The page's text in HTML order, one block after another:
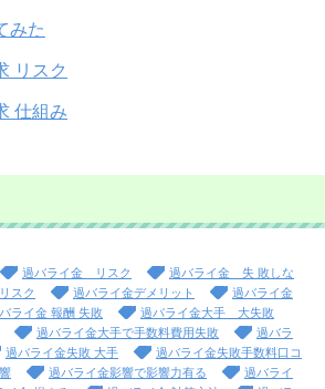
みた
リスク
仕組み
過バライ金 リスク
過バライ金 失 敗しな
スク 過バライ金デメリット
過バライ金
ライ金 報酬 失敗
過バライ金大手 大失敗
過バライ金大手で手数料費用失敗
過バラ
過バライ金失敗 大手
過バライ金失敗手数料口コ
過バライ金影響で影響力有る
過バライ